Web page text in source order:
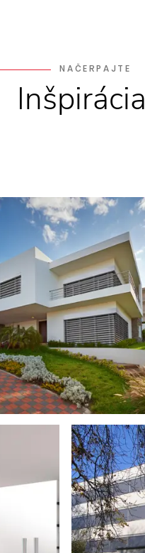
NAČERPAJTE
Inšpirácia